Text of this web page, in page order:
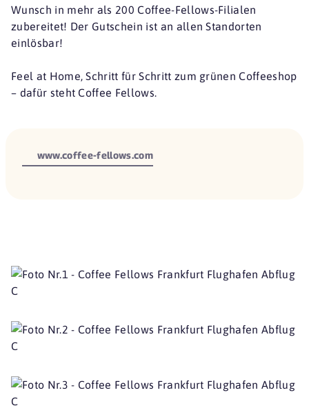
Wunsch in mehr als 200 Coffee-Fellows-Filialen
zubereitet! Der Gutschein ist an allen Standorten
einlösbar!
Feel at Home, Schritt für Schritt zum grünen Coffeeshop
– dafür steht Coffee Fellows.
www.coffee-fellows.com